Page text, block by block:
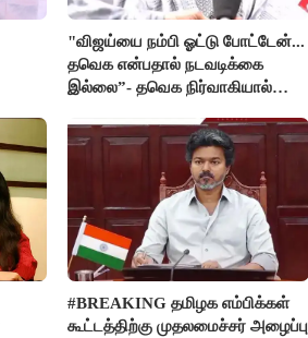
"விஜய்யை நம்பி ஓட்டு போட்டேன்...
தவெக என்பதால் நடவடிக்கை
இல்லை”- தவெக நிர்வாகியால்
#BREAKING தமிழக எம்பிக்கள்
கூட்டத்திற்கு முதலமைச்சர் அழைப்பு